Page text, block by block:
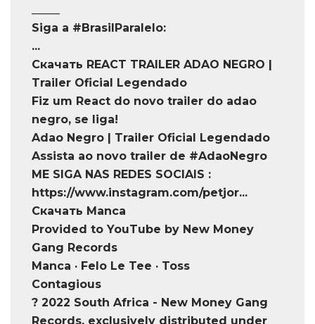
Siga a #BrasilParalelo:
...
Скачать REACT TRAILER ADAO NEGRO |
Trailer Oficial Legendado
Fiz um React do novo trailer do adao
negro, se liga!
Adao Negro | Trailer Oficial Legendado
Assista ao novo trailer de #AdaoNegro
ME SIGA NAS REDES SOCIAIS :
https://www.instagram.com/petjor...
Скачать Manca
Provided to YouTube by New Money
Gang Records
Manca · Felo Le Tee · Toss
Contagious
? 2022 South Africa - New Money Gang
Records, exclusively distributed under